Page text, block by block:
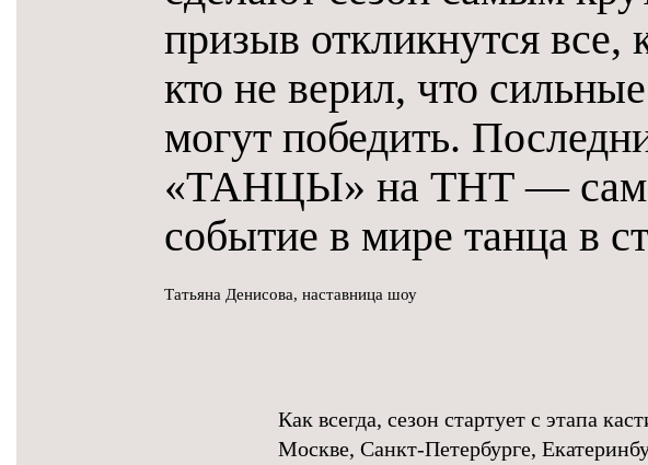
призыв откликнутся все,
кто не верил, что
могут победить.
«ТАНЦЫ» на ТНТ —
событие в мире танца в
Татьяна Денисова, наставница шоу
Как всегда, сезон стартует с этапа
Москве, Санкт-Петербурге,